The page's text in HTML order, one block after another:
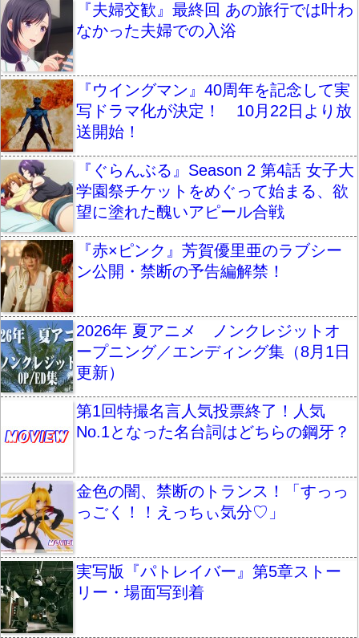
『夫婦交歓』最終回 あの旅行では叶わ
なかった夫婦での入浴
『ウイングマン』40周年を記念して実
写ドラマ化が決定！ 10月22日より放
送開始！
『ぐらんぶる』Season 2 第4話 女子大
学園祭チケットをめぐって始まる、欲
望に塗れた醜いアピール合戦
『赤×ピンク』芳賀優里亜のラブシー
ン公開・禁断の予告編解禁！
2026年 夏アニメ ノンクレジットオ
ープニング／エンディング集（8月1日
更新）
第1回特撮名言人気投票終了！人気
No.1となった名台詞はどちらの鋼牙？
金色の闇、禁断のトランス！「すっっ
っごく！！えっちぃ気分♡」
実写版『パトレイバー』第5章ストー
リー・場面写到着